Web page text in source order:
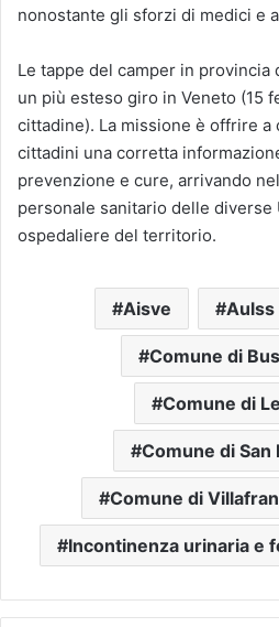
nonostante gli sforzi di medici e
Le tappe del camper in provincia
un più esteso giro in Veneto (15
cittadine). La missione è offrire
cittadini una corretta
prevenzione e cure, arrivando
personale sanitario delle diverse
ospedaliere del territorio.
Aisve Aulss
Comune di
Comune di
Comune di San
Comune di
Incontinenza urinaria e